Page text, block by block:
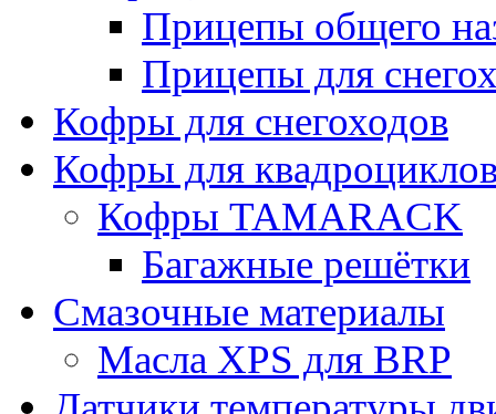
Прицепы общего
Прицепы для
Кофры для снегоходов
Кофры для
Кофры TAMARACK
Багажные решётки
Смазочные материалы
Масла XPS для BRP